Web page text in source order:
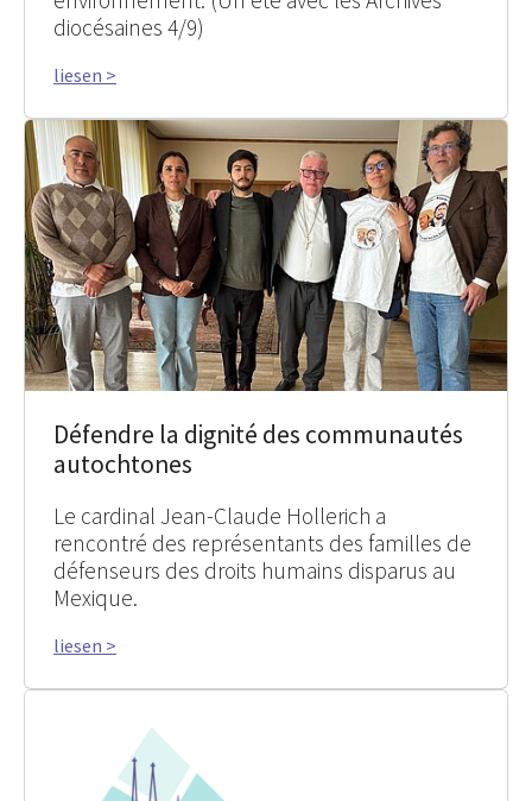
diocésaines 4/9)
liesen >
Défendre la dignité des communautés
autochtones
Le cardinal Jean-Claude Hollerich a
rencontré des représentants des familles de
défenseurs des droits humains disparus au
Mexique.
liesen >